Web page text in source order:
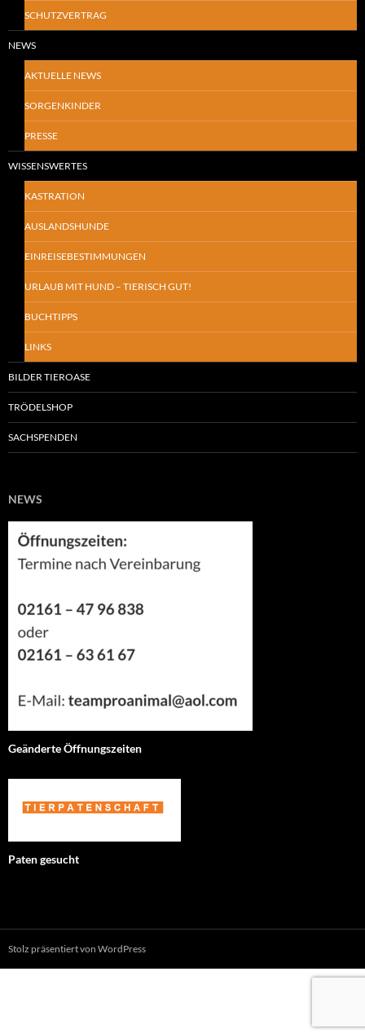
SCHUTZVERTRAG
NEWS
AKTUELLE NEWS
SORGENKINDER
PRESSE
WISSENSWERTES
KASTRATION
AUSLANDSHUNDE
EINREISEBESTIMMUNGEN
URLAUB MIT HUND – TIERISCH GUT!
BUCHTIPPS
LINKS
BILDER TIEROASE
TRÖDELSHOP
SACHSPENDEN
NEWS
Geänderte Öffnungszeiten
Paten gesucht
Stolz präsentiert von WordPress